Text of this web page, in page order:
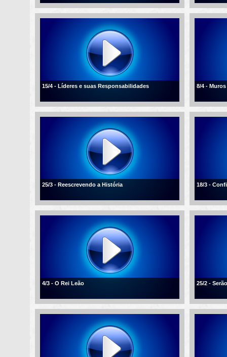
15/4 - Líderes e suas Responsabilidades 8/4 -
25/3 - Reescrevendo a História 18/3 -
4/3 - O Rei Leão 25/2 -